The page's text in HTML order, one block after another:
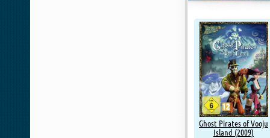
Ghost Pirates of Vooju
Island (2009)